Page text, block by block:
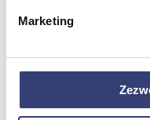
Marketing
Kontakt
Rowery Monark
Robot rehabilitacyjny